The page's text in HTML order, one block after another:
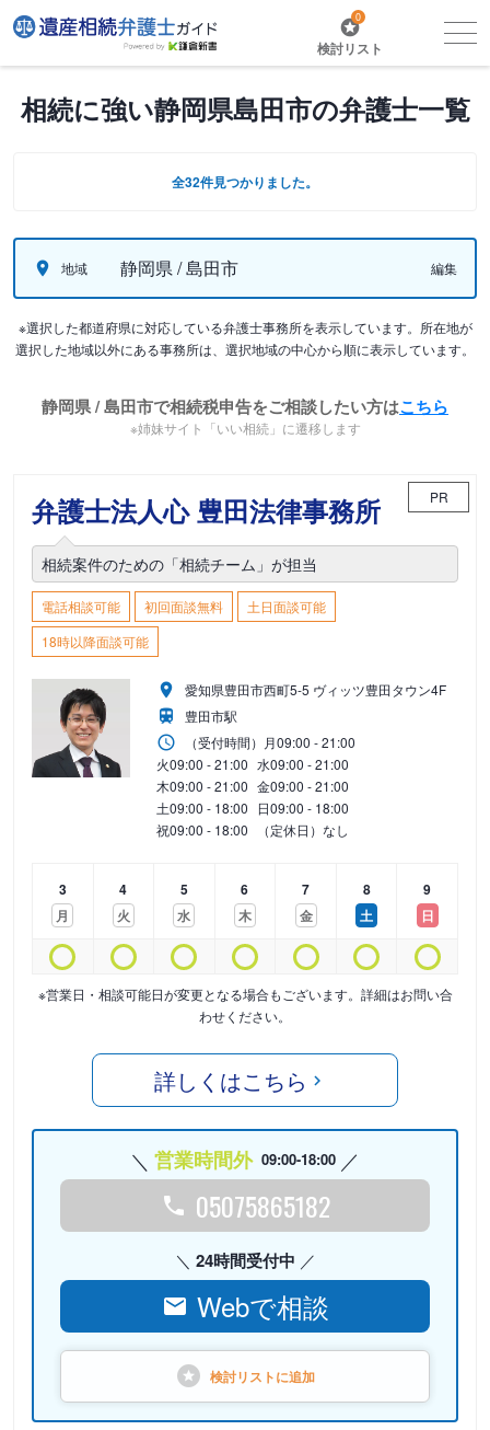
0
検討リスト
相続に強い静岡県島田市の弁護士一覧
全32件見つかりました。
地域 静岡県 / 島田市 編集
※選択した都道府県に対応している弁護士事務所を表示しています。所在地が
選択した地域以外にある事務所は、選択地域の中心から順に表示しています。
静岡県 / 島田市で相続税申告をご相談したい方はこちら
※姉妹サイト「いい相続」に遷移します
弁護士法人心 豊田法律事務所 PR
相続案件のための「相続チーム」が担当
電話相談可能 初回面談無料
土日面談可能
18時以降面談可能
愛知県豊田市西町5-5 ヴィッツ豊田タウン4F
豊田市駅
（受付時間） 月09:00 - 21:00
火09:00 - 21:00 水09:00 - 21:00
木09:00 - 21:00 金09:00 - 21:00
土09:00 - 18:00 日09:00 - 18:00
祝09:00 - 18:00 （定休日）なし
3
月
4
火
5
水
6
木
7
金
8
土
9
日
※営業日・相談可能日が変更となる場合もございます。詳細はお問い合
わせください。
詳しくはこちら
営業時間外 09:00-18:00
05075865182
24時間受付中
Webで相談
検討リストに追加